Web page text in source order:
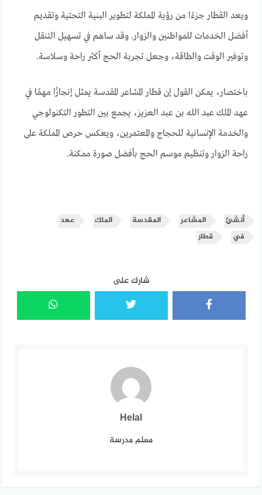
ويعد القطار جزءًا من رؤية المملكة لتطوير البنية التحتية وتقديم
أفضل الخدمات للمواطنين والزوار. وقد ساهم في تسهيل التنقل
وتوفير الوقت والطاقة، وجعل تجربة الحج أكثر راحة وسلاسة.
باختصار، يمكن القول إن قطار المشاعر المقدسة يمثل إنجازًا مهمًا في
عهد الملك عبد الله بن عبد العزيز، يجمع بين التطور التكنولوجي
والخدمة الإنسانية للحجاج والمعتمرين، ويعكس حرص المملكة على
راحة الزوار وتنظيم موسم الحج بأفضل صورة ممكنة.
أنشئ المشاعر المقدسة الملك
عهد
في
قطار
شارك على
Helal
معلم مدرسة